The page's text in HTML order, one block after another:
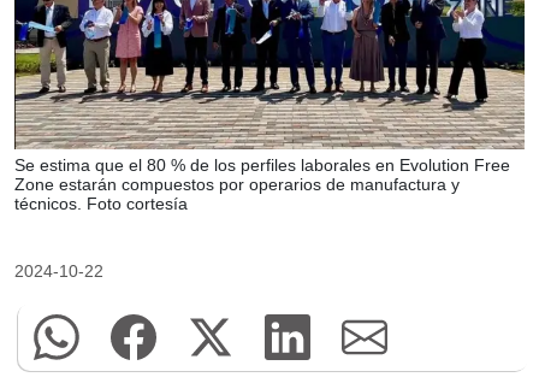
Se estima que el 80 % de los perfiles laborales en Evolution Free
Zone estarán compuestos por operarios de manufactura y
técnicos. Foto cortesía
2024-10-22